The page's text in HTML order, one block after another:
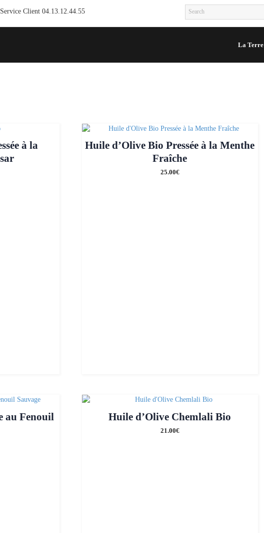
Service Client 04.13.12.44.55
La Terre
à la
Huile d’Olive Bio Pressée à la Menthe
Fraîche
25.00€
au Fenouil
Huile d’Olive Chemlali Bio
21.00€